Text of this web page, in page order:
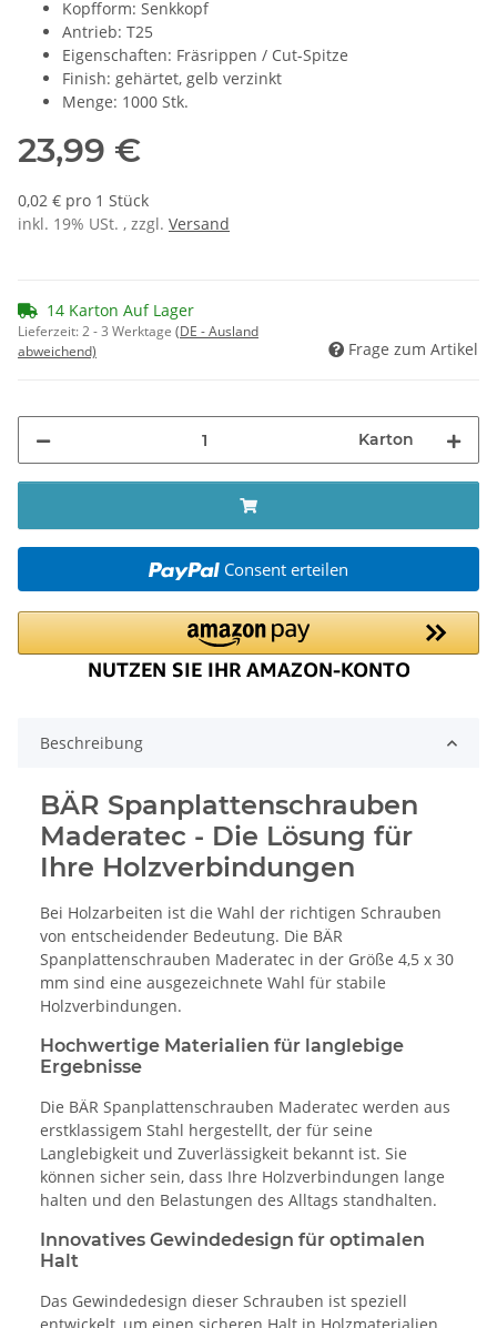
Kopfform: Senkkopf
Antrieb: T25
Eigenschaften: Fräsrippen / Cut-Spitze
Finish: gehärtet, gelb verzinkt
Menge: 1000 Stk.
23,99 €
0,02 € pro 1 Stück
inkl. 19% USt. , zzgl. Versand
14 Karton Auf Lager
Lieferzeit:2 - 3 Werktage (DE - Ausland
abweichend)
Frage zum Artikel
Karton
Consent erteilen
Beschreibung
BÄR Spanplattenschrauben
Maderatec - Die Lösung für
Ihre Holzverbindungen
Bei Holzarbeiten ist die Wahl der richtigen Schrauben
von entscheidender Bedeutung. Die BÄR
Spanplattenschrauben Maderatec in der Größe 4,5 x 30
mm sind eine ausgezeichnete Wahl für stabile
Holzverbindungen.
Hochwertige Materialien für langlebige
Ergebnisse
Die BÄR Spanplattenschrauben Maderatec werden aus
erstklassigem Stahl hergestellt, der für seine
Langlebigkeit und Zuverlässigkeit bekannt ist. Sie
können sicher sein, dass Ihre Holzverbindungen lange
halten und den Belastungen des Alltags standhalten.
Innovatives Gewindedesign für optimalen
Halt
Das Gewindedesign dieser Schrauben ist speziell